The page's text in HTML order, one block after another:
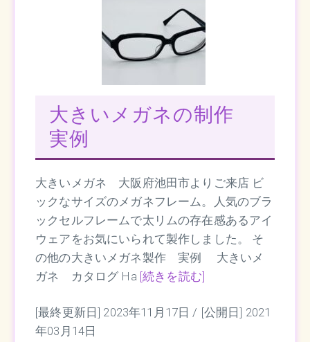
大きいメガネの制作
実例
大きいメガネ 大阪府池田市よりご来店 ビ
ックなサイズのメガネフレーム。人気のブラ
ックセルフレームで太リムの存在感あるアイ
ウェアをお気にいられて製作しました。 そ
の他の大きいメガネ製作 実例 大きいメ
ガネ カタログ Ha [続きを読む]
[最終更新日] 2023年11月17日 / [公開日] 2021
年03月14日